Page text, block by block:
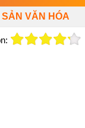
VĂN HÓA